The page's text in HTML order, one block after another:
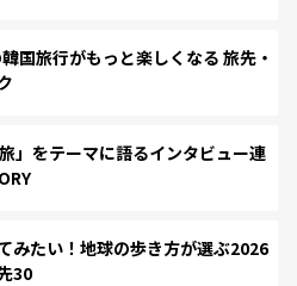
旅行がもっと楽しくなる 旅先・
」をテーマに語るインタビュー連
みたい！地球の歩き方が選ぶ2026
30